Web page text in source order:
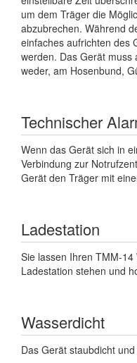
um dem Träger die
abzubrechen. Während
einfaches aufrichten des
werden. Das Gerät
weder, am Hosenbund,
Technischer
Wenn das Gerät sich in
Verbindung zur
Gerät den Träger mit
Ladestation
Sie lassen Ihren TMM-
Ladestation stehen und
Wasserdicht
Das Gerät staubdicht